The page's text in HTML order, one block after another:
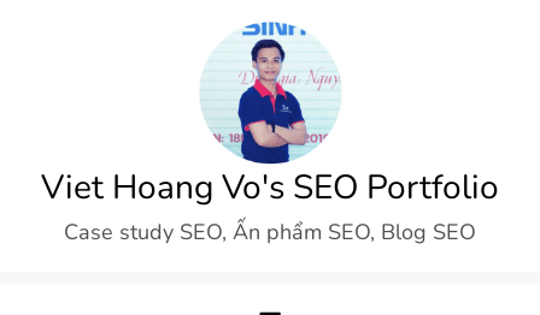
Viet Hoang Vo's SEO Portfolio
Case study SEO, Ấn phẩm SEO, Blog SEO